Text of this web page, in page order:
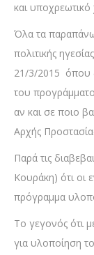
και υποχρεωτικό
Όλα τα
πολιτικής
21/3/2015 όπου
του
αν και σε ποιο
Αρχής
Παρά τις
Κουράκη) ότι οι
πρόγραμμα
Το γεγονός ότι
για υλοποίηση